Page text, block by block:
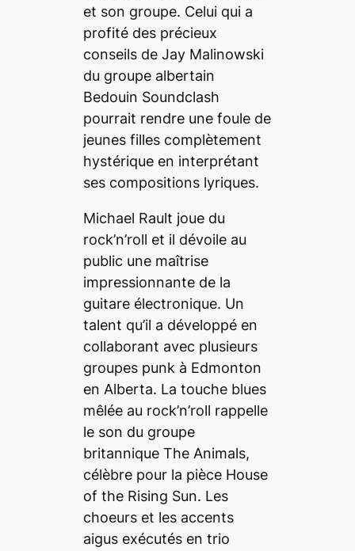
et son groupe. Celui qui a
profité des précieux
conseils de Jay Malinowski
du groupe albertain
Bedouin Soundclash
pourrait rendre une foule de
jeunes filles complètement
hystérique en interprétant
ses compositions lyriques.
Michael Rault joue du
rock’n’roll et il dévoile au
public une maîtrise
impressionnante de la
guitare électronique. Un
talent qu’il a développé en
collaborant avec plusieurs
groupes punk à Edmonton
en Alberta. La touche blues
mêlée au rock’n’roll rappelle
le son du groupe
britannique The Animals,
célèbre pour la pièce House
of the Rising Sun. Les
choeurs et les accents
aigus exécutés en trio